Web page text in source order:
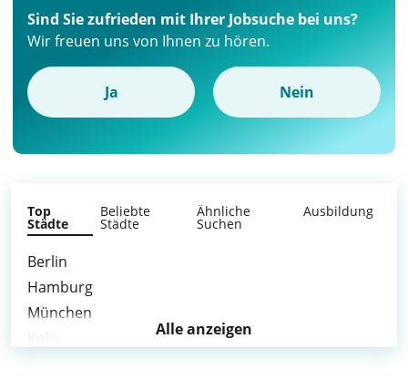
Sind Sie zufrieden mit Ihrer Jobsuche bei uns?
Wir freuen uns von Ihnen zu hören.
Ja Nein
Top
Städte
Beliebte
Städte
Ähnliche
Suchen
Ausbildung
Berlin
Hamburg
München
Alle anzeigen